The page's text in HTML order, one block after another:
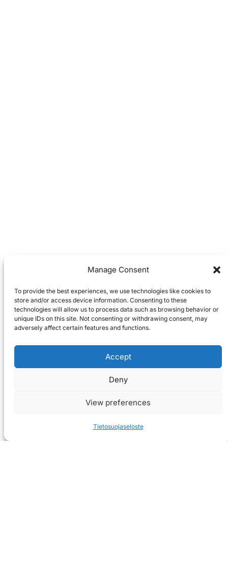
Manage Consent
To provide the best experiences, we use technologies like cookies to
store and/or access device information. Consenting to these
technologies will allow us to process data such as browsing behavior or
unique IDs on this site. Not consenting or withdrawing consent, may
adversely affect certain features and functions.
Accept
Deny
View preferences
Tietosuojaseloste